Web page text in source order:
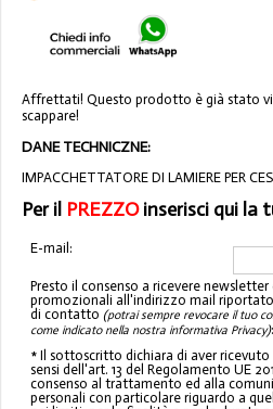
Affrettati! Questo prodotto è già stato
scappare!
DANE TECHNICZNE:
IMPACCHETTATORE DI LAMIERE PER
Per il PREZZOinserisci qui la
E-mail:
Presto il consenso a ricevere
promozionali all'indirizzo mail
di contatto (potrai sempre revocare il tuo
come indicato nella nostra informativa Privacy):
* Il sottoscritto dichiara di aver
sensi dell'art. 13 del Regolamento UE
consenso al trattamento ed alla
personali con particolare riguardo a